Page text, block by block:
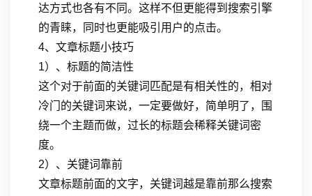
达方式也各有不同。这样不但更能得到搜索引擎
的青睐，同时也更能吸引用户的点击。
4、文章标题小技巧
1）、标题的简洁性
这个对于前面的关键词匹配是有相关性的，相对
冷门的关键词来说，一定要做好，简单明了，围
绕一个主题而做，过长的标题会稀释关键词密
度。
2）、关键词靠前
文章标题前面的文字，关键词越是靠前那么搜索